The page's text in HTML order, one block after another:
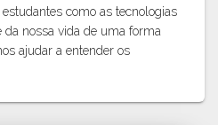
como as tecnologias
nossa vida de uma forma
ajudar a entender os